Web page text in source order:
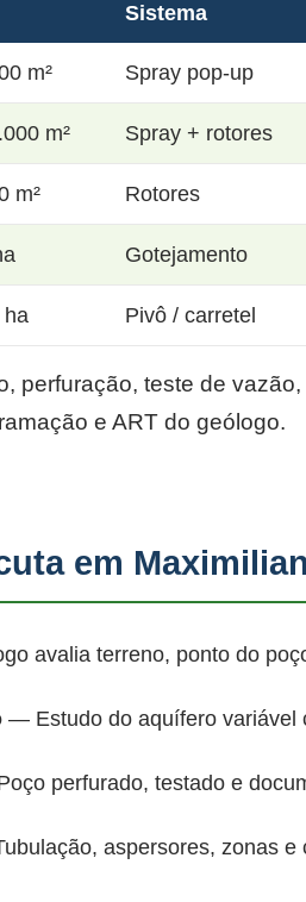
Sistema
m² Spray pop-up
m² Spray + rotores
m² Rotores
Gotejamento
ha Pivô / carretel
perfuração, teste de
e ART do geólogo.
em
avalia terreno, ponto do
— Estudo do aquífero variável
perfurado, testado e
aspersores, zonas e